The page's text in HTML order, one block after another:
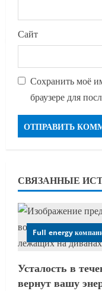
Сайт
Сохранить моё
браузере для
СВЯЗАННЫЕ
Full energy
Усталость в
вернут вашу